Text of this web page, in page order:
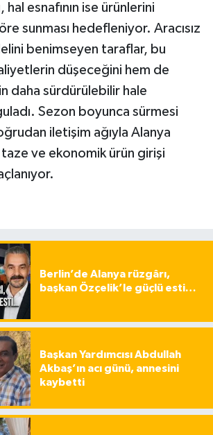
hal esnafının ise ürünlerini
sunması hedefleniyor. Aracısız
benimseyen taraflar, bu
düşeceğini hem de
daha sürdürülebilir hale
Sezon boyunca sürmesi
iletişim ağıyla Alanya
ve ekonomik ürün girişi
Berlin’de Alanya rüzgârı,
başkan Özçelik’le güçlü esti…
Başkan Yardımcısı Abdullah
Akbaş’ın acı günü, annesini
kaybetti